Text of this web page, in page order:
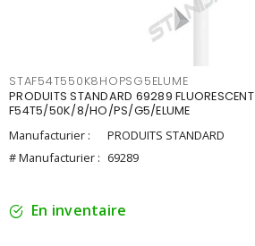
STAF54T550K8HOPSG5ELUME
PRODUITS STANDARD 69289 FLUORESCENT
F54T5/50K/8/HO/PS/G5/ELUME
Manufacturier :
PRODUITS STANDARD
# Manufacturier : 69289
En inventaire